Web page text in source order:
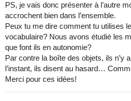
PS, je vais donc présenter à l’autre
accrochent bien dans l’ensemble.
Peux tu me dire comment tu utilises
vocabulaire? Nous avons étudié les
que font ils en autonomie?
Par contre la boîte des objets, ils n’y
l’instant, ils disent au hasard…
Merci pour ces idées!